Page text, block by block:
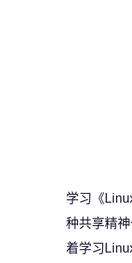
学习《
种共享精
着学习